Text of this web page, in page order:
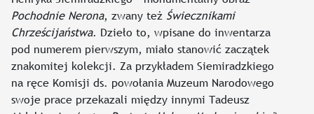
Pochodnie Nerona, zwany też Świecznikami
Chrześcijaństwa. Dzieło to, wpisane do inwentarza
pod numerem pierwszym, miało stanowić zaczątek
znakomitej kolekcji. Za przykładem Siemiradzkiego
na ręce Komisji ds. powołania Muzeum Narodowego
swoje prace przekazali między innymi Tadeusz